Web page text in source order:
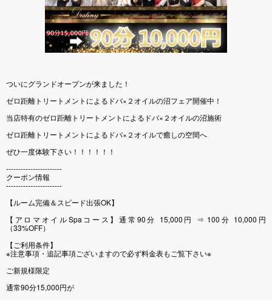
ついにグランドオープンが来ました！
ゼロ距離トリートメントによるドバ×２オイルの沼フェア開催中！
当店特有のゼロ距離トリートメントによるドバ×２オイルの沼施術
ゼロ距離トリートメントによるドバ×２オイルで癒しの空間へ
ぜひ一度体験下さい！！！！！！
-----------------------
クーポン情報
-----------------------
【ルーム完備＆スピード出張OK】
【アロマオイルSpaコース】通常90分 15,000円 ⇒ 100分 10,000円
（33%OFF）
【ご利用条件】
※注意事項・追記事項ございますので必ず料金表もご覧下さい※
ご新規様限定
通常90分15,000円が